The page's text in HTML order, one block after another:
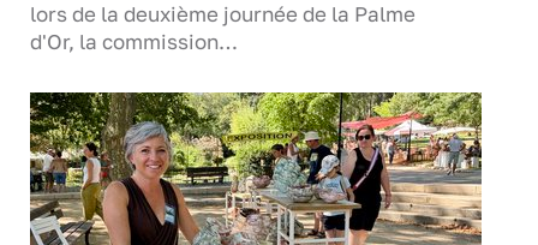
lors de la deuxième journée de la Palme
d'Or, la commission…